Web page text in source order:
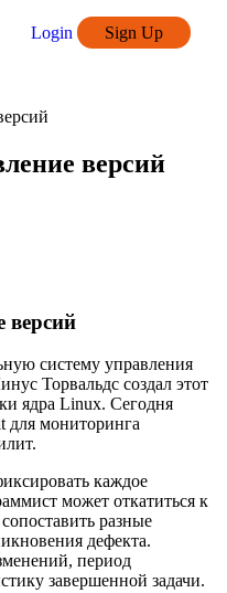
Login Sign Up
версий
версий
систему управления
Торвальдс создал этот
ядра Linux. Сегодня
для мониторинга
каждое
может откатиться к
разные
дефекта.
период
завершенной задачи.